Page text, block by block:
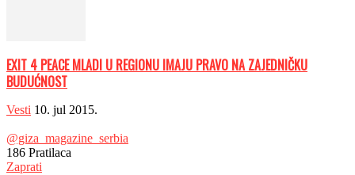
EXIT 4 PEACE MLADI U REGIONU IMAJU PRAVO NA ZAJEDNIČKU
BUDUĆNOST
Vesti 10. jul 2015.
@giza_magazine_serbia
186 Pratilaca
Zaprati